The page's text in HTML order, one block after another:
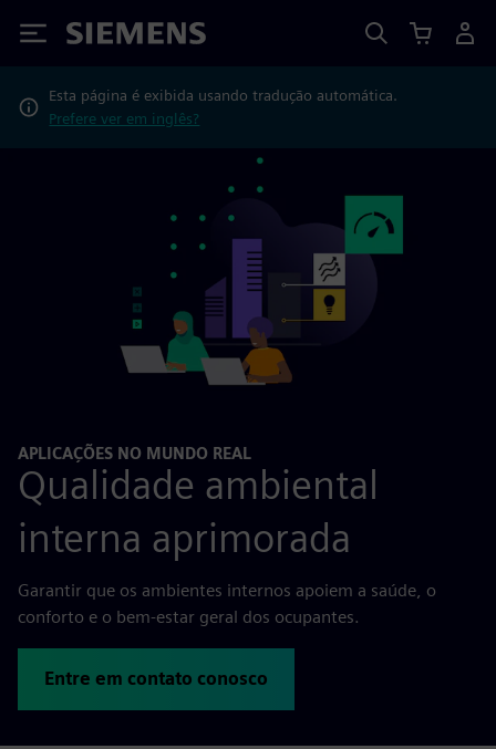
Siemens
Esta página é exibida usando tradução automática.
Prefere ver em inglês?
APLICAÇÕES NO MUNDO REAL
Qualidade ambiental
interna aprimorada
Garantir que os ambientes internos apoiem a saúde, o
conforto e o bem-estar geral dos ocupantes.
Entre em contato conosco